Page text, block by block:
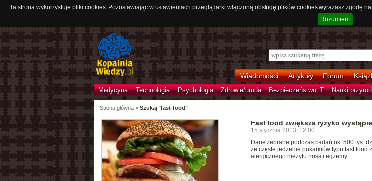
Ta strona wykorzystuje pliki cookies. Pozostawiając w ustawieniach przeglądarki włączoną obsługę plików cookies wyrażasz
Rozumiem
Wiadomości Artykuły Forum
Medycyna Technologia Psychologia Zdrowie/uroda Bezpieczeństwo IT Nauki
Strona główna> Szukaj "fast-food"
Fast food zwiększa ryzyko
15 stycznia 2013, 12:00
Dane zebrane podczas badań ok. 500 tys.
że częste jedzenie pokarmów typu fast food
alergicznego nieżytu nosa i egzemy.